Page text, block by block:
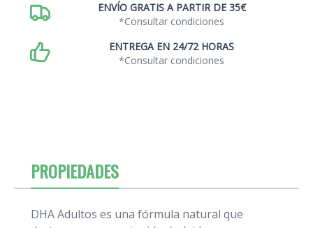
ENVÍO GRATIS A PARTIR DE 35€
*Consultar condiciones
ENTREGA EN 24/72 HORAS
*Consultar condiciones
PROPIEDADES
DHA Adultos es una fórmula natural que